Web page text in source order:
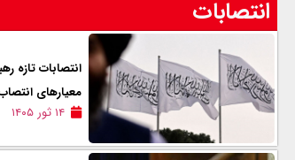
انتصابات
انتصابات تازه
معیارهای
۱۴ ثور ۱۴۰۵